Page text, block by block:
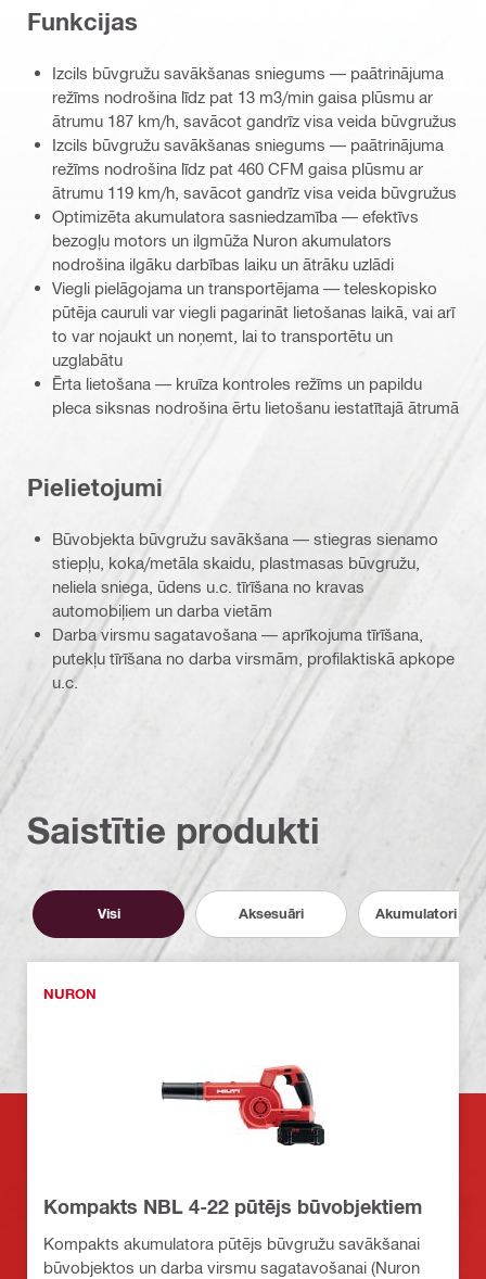
Funkcijas
Izcils būvgružu savākšanas sniegums — paātrinājuma
režīms nodrošina līdz pat 13 m3/min gaisa plūsmu ar
ātrumu 187 km/h, savācot gandrīz visa veida būvgružus
Izcils būvgružu savākšanas sniegums — paātrinājuma
režīms nodrošina līdz pat 460 CFM gaisa plūsmu ar
ātrumu 119 km/h, savācot gandrīz visa veida būvgružus
Optimizēta akumulatora sasniedzamība — efektīvs
bezogļu motors un ilgmūža Nuron akumulators
nodrošina ilgāku darbības laiku un ātrāku uzlādi
Viegli pielāgojama un transportējama — teleskopisko
pūtēja cauruli var viegli pagarināt lietošanas laikā, vai arī
to var nojaukt un noņemt, lai to transportētu un
uzglabātu
Ērta lietošana — kruīza kontroles režīms un papildu
pleca siksnas nodrošina ērtu lietošanu iestatītajā ātrumā
Pielietojumi
Būvobjekta būvgružu savākšana — stiegras sienamo
stiepļu, koka/metāla skaidu, plastmasas būvgružu,
neliela sniega, ūdens u.c. tīrīšana no kravas
automobiļiem un darba vietām
Darba virsmu sagatavošana — aprīkojuma tīrīšana,
putekļu tīrīšana no darba virsmām, profilaktiskā apkope
u.c.
Saistītie produkti
Visi Aksesuāri Akumulatori un
NURON
Kompakts NBL 4-22 pūtējs būvobjektiem
Kompakts akumulatora pūtējs būvgružu savākšanai
būvobjektos un darba virsmu sagatavošanai (Nuron